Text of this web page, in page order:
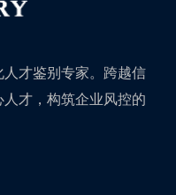
才鉴别专家。跨越信
才，构筑企业风控的